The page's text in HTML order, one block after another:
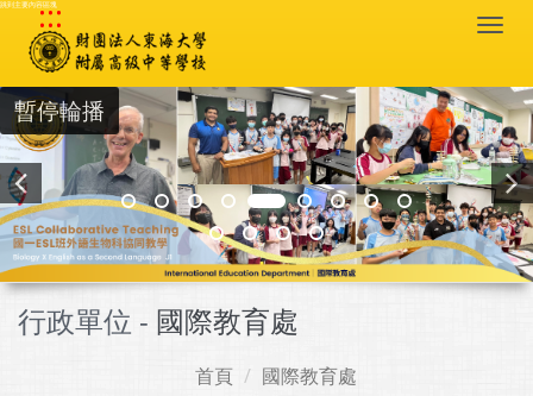
跳到主要內容區塊
:::
暫停輪播
行政單位 - 國際教育處
首頁 國際教育處